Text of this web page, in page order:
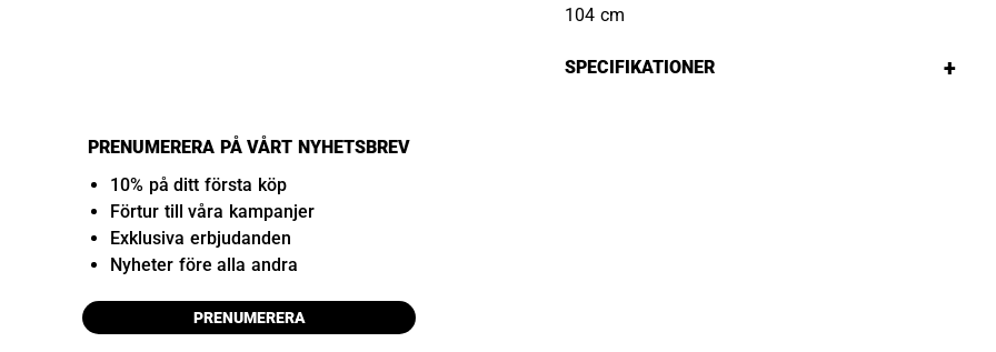
104 cm
SPECIFIKATIONER +
PRENUMERERA PÅ VÅRT NYHETSBREV
10% på ditt första köp
Förtur till våra kampanjer
Exklusiva erbjudanden
Nyheter före alla andra
PRENUMERERA